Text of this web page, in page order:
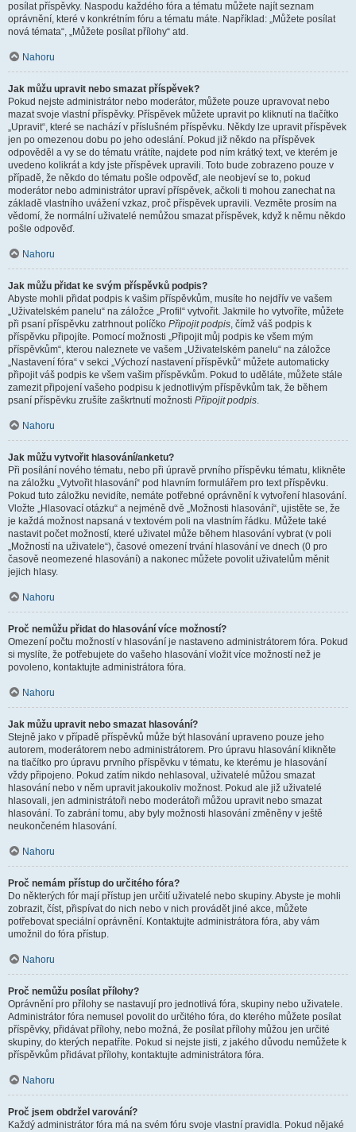
posílat příspěvky. Naspodu každého fóra a tématu můžete najít seznam
oprávnění, které v konkrétním fóru a tématu máte. Například: „Můžete posílat
nová témata“, „Můžete posílat přílohy“ atd.
Nahoru
Jak můžu upravit nebo smazat příspěvek?
Pokud nejste administrátor nebo moderátor, můžete pouze upravovat nebo
mazat svoje vlastní příspěvky. Příspěvek můžete upravit po kliknutí na tlačítko
„Upravit“, které se nachází v příslušném příspěvku. Někdy lze upravit příspěvek
jen po omezenou dobu po jeho odeslání. Pokud již někdo na příspěvek
odpověděl a vy se do tématu vrátíte, najdete pod ním krátký text, ve kterém je
uvedeno kolikrát a kdy jste příspěvek upravili. Toto bude zobrazeno pouze v
případě, že někdo do tématu pošle odpověď, ale neobjeví se to, pokud
moderátor nebo administrátor upraví příspěvek, ačkoli ti mohou zanechat na
základě vlastního uvážení vzkaz, proč příspěvek upravili. Vezměte prosím na
vědomí, že normální uživatelé nemůžou smazat příspěvek, když k němu někdo
pošle odpověď.
Nahoru
Jak můžu přidat ke svým příspěvků podpis?
Abyste mohli přidat podpis k vašim příspěvkům, musíte ho nejdřív ve vašem
„Uživatelském panelu“ na záložce „Profil“ vytvořit. Jakmile ho vytvoříte, můžete
při psaní příspěvku zatrhnout políčko Připojit podpis, čímž váš podpis k
příspěvku připojíte. Pomocí možnosti „Připojit můj podpis ke všem mým
příspěvkům“, kterou naleznete ve vašem „Uživatelském panelu“ na záložce
„Nastavení fóra“ v sekci „Výchozí nastavení příspěvků“ můžete automaticky
připojit váš podpis ke všem vašim příspěvkům. Pokud to uděláte, můžete stále
zamezit připojení vašeho podpisu k jednotlivým příspěvkům tak, že během
psaní příspěvku zrušíte zaškrtnutí možnosti Připojit podpis.
Nahoru
Jak můžu vytvořit hlasování/anketu?
Při posílání nového tématu, nebo při úpravě prvního příspěvku tématu, klikněte
na záložku „Vytvořit hlasování“ pod hlavním formulářem pro text příspěvku.
Pokud tuto záložku nevidíte, nemáte potřebné oprávnění k vytvoření hlasování.
Vložte „Hlasovací otázku“ a nejméně dvě „Možnosti hlasování“, ujistěte se, že
je každá možnost napsaná v textovém poli na vlastním řádku. Můžete také
nastavit počet možností, které uživatel může během hlasování vybrat (v poli
„Možností na uživatele“), časové omezení trvání hlasování ve dnech (0 pro
časově neomezené hlasování) a nakonec můžete povolit uživatelům měnit
jejich hlasy.
Nahoru
Proč nemůžu přidat do hlasování více možností?
Omezení počtu možností v hlasování je nastaveno administrátorem fóra. Pokud
si myslíte, že potřebujete do vašeho hlasování vložit více možností než je
povoleno, kontaktujte administrátora fóra.
Nahoru
Jak můžu upravit nebo smazat hlasování?
Stejně jako v případě příspěvků může být hlasování upraveno pouze jeho
autorem, moderátorem nebo administrátorem. Pro úpravu hlasování klikněte
na tlačítko pro úpravu prvního příspěvku v tématu, ke kterému je hlasování
vždy připojeno. Pokud zatím nikdo nehlasoval, uživatelé můžou smazat
hlasování nebo v něm upravit jakoukoliv možnost. Pokud ale již uživatelé
hlasovali, jen administrátoři nebo moderátoři můžou upravit nebo smazat
hlasování. To zabrání tomu, aby byly možnosti hlasování změněny v ještě
neukončeném hlasování.
Nahoru
Proč nemám přístup do určitého fóra?
Do některých fór mají přístup jen určití uživatelé nebo skupiny. Abyste je mohli
zobrazit, číst, přispívat do nich nebo v nich provádět jiné akce, můžete
potřebovat speciální oprávnění. Kontaktujte administrátora fóra, aby vám
umožnil do fóra přístup.
Nahoru
Proč nemůžu posílat přílohy?
Oprávnění pro přílohy se nastavují pro jednotlivá fóra, skupiny nebo uživatele.
Administrátor fóra nemusel povolit do určitého fóra, do kterého můžete posílat
příspěvky, přidávat přílohy, nebo možná, že posílat přílohy můžou jen určité
skupiny, do kterých nepatříte. Pokud si nejste jisti, z jakého důvodu nemůžete k
příspěvkům přidávat přílohy, kontaktujte administrátora fóra.
Nahoru
Proč jsem obdržel varování?
Každý administrátor fóra má na svém fóru svoje vlastní pravidla. Pokud nějaké